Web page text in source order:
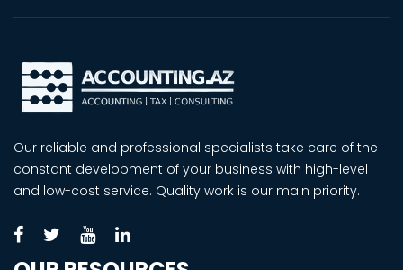
Our reliable and professional specialists take care of the
constant development of your business with high-level
and low-cost service. Quality work is our main priority.